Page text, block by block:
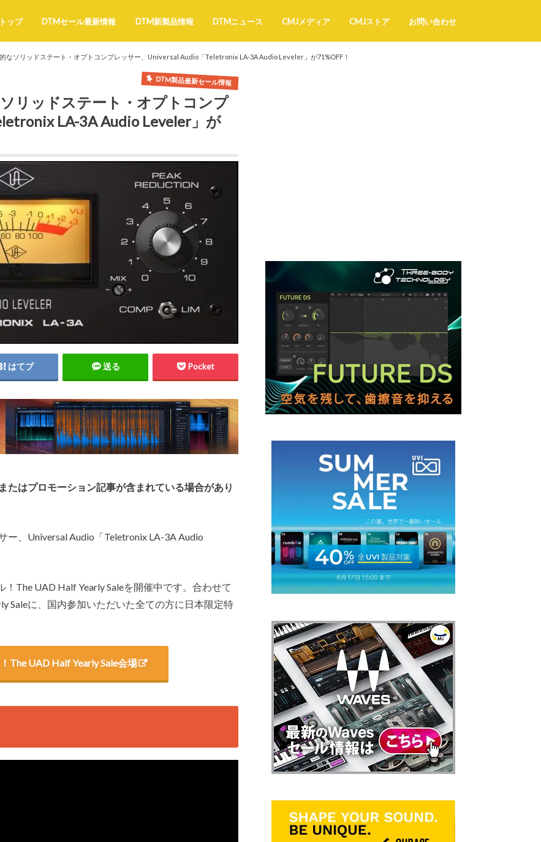
トップ DTMセール最新情報 DTM新製品情報 DTMニュース CMJメディア CMJストア お問い合わせ
的なソリッドステート・オプトコンプレッサー、Universal Audio「Teletronix LA-3A Audio Leveler」が71%OFF！
DTM製品最新セール情報
リッドステート・オプトコンプ
LA-3A Audio Leveler」が
はてブ 送る Pocket
はプロモーション記事が含まれている場合があり
、Universal Audio「Teletronix LA-3A Audio
The UAD Half Yearly Saleを開催中です。合わせて
Saleに、国内参加いただいた全ての方に日本限定特
The UAD Half Yearly Sale会場